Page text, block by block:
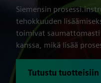
Siemensin
tehokkuuden
toimivat saumattomasti
kanssa, mikä lisää
Tutustu tuotteisiin